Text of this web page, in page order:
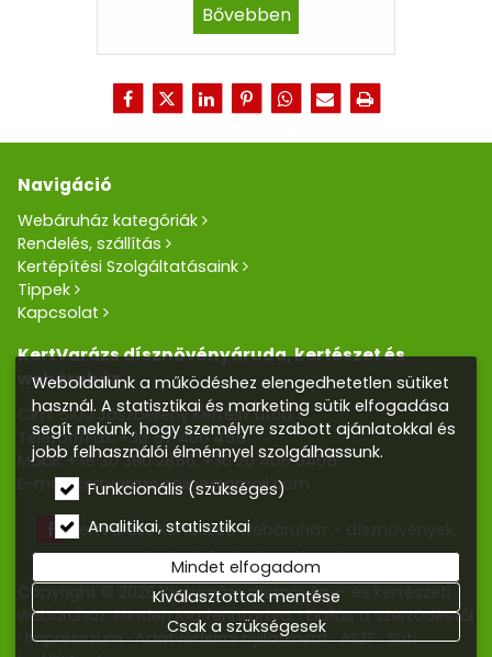
Bővebben
Navigáció
Webáruház kategóriák
Rendelés, szállítás
Kertépítési Szolgáltatásaink
Tippek
Kapcsolat
KertVarázs dísznövényáruda, kertészet és
webáruház
Cím: 5100 Jászberény Kertész utca 5.
Telefon/Fax:+36 57 400 455
Mobil:+36 30 390 2856,+36 20 405 0405
E-mail:kertvarazs.online@gmail.com
Kertvarázs Kertészeti webáruház - dísznövények,
kerti tó, öntözőrendszerek
Copyright © 2026 Kertvarázs dísznövény- és kertészeti
webáruház. Minden jog fenntartva. Elállás a szerződéstől
Impresszum Adatvédelmi nyilatkozat ÁSZF Süti
Weboldalunk a működéshez elengedhetetlen sütiket
használ. A statisztikai és marketing sütik elfogadása
segít nekünk, hogy személyre szabott ajánlatokkal és
jobb felhasználói élménnyel szolgálhassunk.
Funkcionális (szükséges)
Analitikai, statisztikai
Mindet elfogadom
Kiválasztottak mentése
Csak a szükségesek